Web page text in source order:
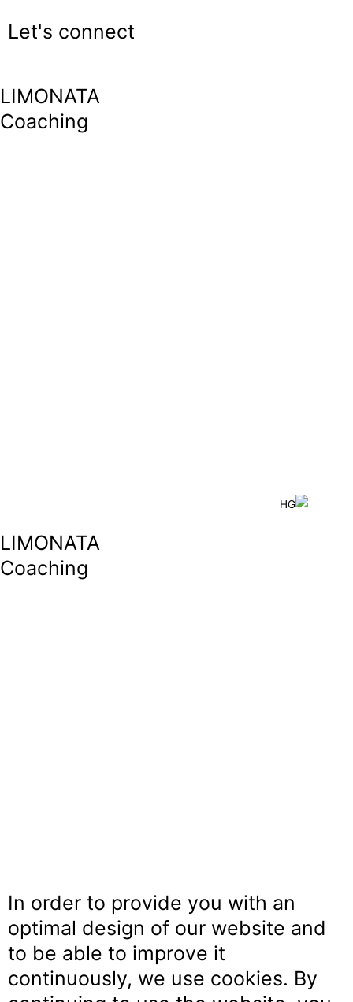
Luisa Bergholz
Let's connect
LIMONATA
Coaching
LIMONATA
Coaching
In order to provide you with an
optimal design of our website and
to be able to improve it
continuously, we use cookies. By